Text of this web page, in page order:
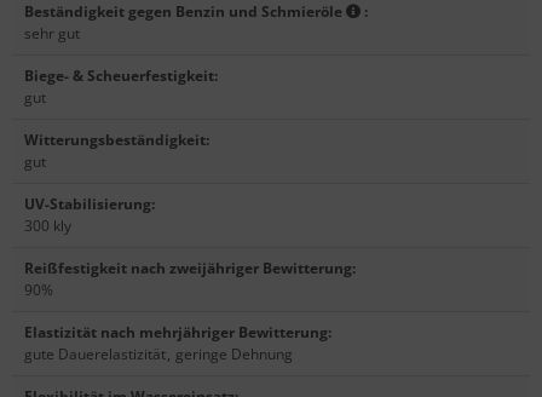
Beständigkeit gegen Benzin und Schmieröle
:
sehr gut
Biege- & Scheuerfestigkeit:
gut
Witterungsbeständigkeit:
gut
UV-Stabilisierung:
300 kly
Reißfestigkeit nach zweijähriger Bewitterung:
90%
Elastizität nach mehrjähriger Bewitterung:
gute Dauerelastizität, geringe Dehnung